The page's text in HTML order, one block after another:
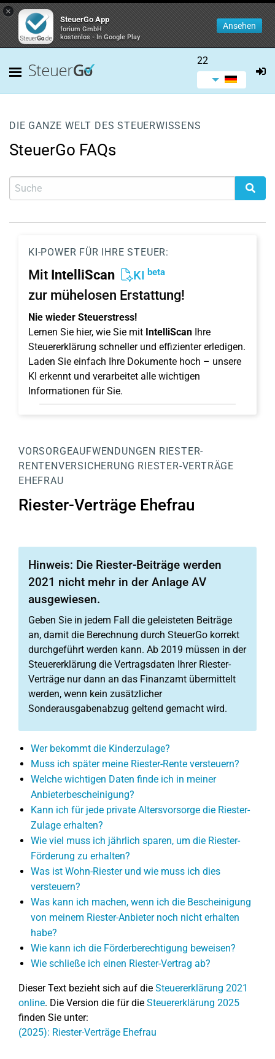
×
SteuerGo App
forium GmbH
kostenlos - In Google Play
Ansehen
22
DIE GANZE WELT DES STEUERWISSENS
SteuerGo FAQs
KI-POWER FÜR IHRE STEUER:
Mit IntelliScan KI beta
zur mühelosen Erstattung!
Nie wieder Steuerstress!
Lernen Sie hier, wie Sie mit IntelliScan Ihre
Steuererklärung schneller und effizienter erledigen.
Laden Sie einfach Ihre Dokumente hoch – unsere
KI erkennt und verarbeitet alle wichtigen
Informationen für Sie.
VORSORGEAUFWENDUNGEN RIESTER-
RENTENVERSICHERUNG RIESTER-VERTRÄGE
EHEFRAU
Riester-Verträge Ehefrau
Hinweis: Die Riester-Beiträge werden
2021 nicht mehr in der Anlage AV
ausgewiesen.
Geben Sie in jedem Fall die geleisteten Beiträge
an, damit die Berechnung durch SteuerGo korrekt
durchgeführt werden kann. Ab 2019 müssen in der
Steuererklärung die Vertragsdaten Ihrer Riester-
Verträge nur dann an das Finanzamt übermittelt
werden, wenn kein zusätzlicher
Sonderausgabenabzug geltend gemacht wird.
Wer bekommt die Kinderzulage?
Muss ich später meine Riester-Rente versteuern?
Welche wichtigen Daten finde ich in meiner
Anbieterbescheinigung?
Kann ich für jede private Altersvorsorge die Riester-
Zulage erhalten?
Wie viel muss ich jährlich sparen, um die Riester-
Förderung zu erhalten?
Was ist Wohn-Riester und wie muss ich dies
versteuern?
Was kann ich machen, wenn ich die Bescheinigung
von meinem Riester-Anbieter noch nicht erhalten
habe?
Wie kann ich die Förderberechtigung beweisen?
Wie schließe ich einen Riester-Vertrag ab?
Dieser Text bezieht sich auf die Steuererklärung 2021
online. Die Version die für die Steuererklärung 2025
finden Sie unter:
(2025): Riester-Verträge Ehefrau